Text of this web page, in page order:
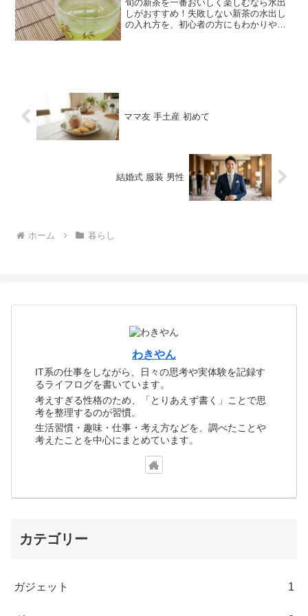
旬の新茶を一番おいしく楽しむなら水出
しがおすすめ！失敗しない新茶の水出し
の入れ方を、初心者の方にもわかりやす
ママ友 手土産 初めて
結婚式 服装 男性
ホーム 暮らし
わきやん
IT系の仕事をしながら、日々の思考や実体験を記録す
るライフログを書いています。
考えすぎる性格のため、「とりあえず書く」ことで思
考を整理するのが習慣。
生活習慣・趣味・仕事・考え方などを、調べたことや
考えたことを中心にまとめています。
カテゴリー
ガジェット 1